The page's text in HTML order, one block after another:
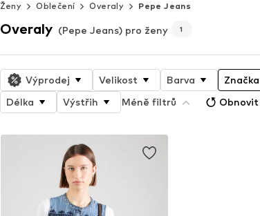
Ženy Oblečení Overaly Pepe Jeans
Overaly (Pepe Jeans) pro ženy 1
Výprodej Velikost Barva Značka
Délka
Výstřih Méně filtrů Obnovit